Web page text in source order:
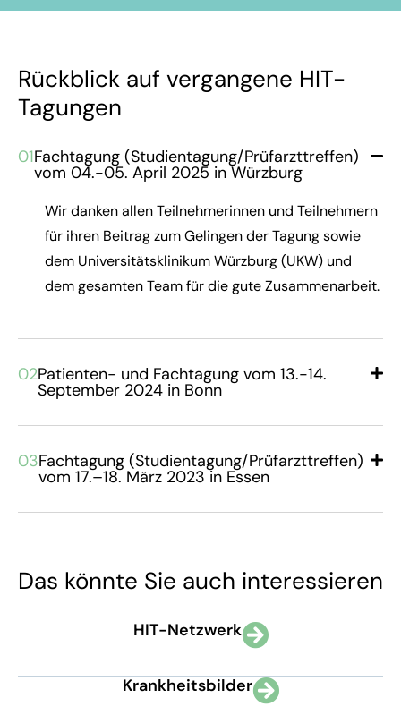
Rückblick auf vergangene HIT-
Tagungen
01Fachtagung (Studientagung/Prüfarzttreffen)
vom 04.-05. April 2025 in Würzburg
Wir danken allen Teilnehmerinnen und Teilnehmern
für ihren Beitrag zum Gelingen der Tagung sowie
dem Universitätsklinikum Würzburg (UKW) und
dem gesamten Team für die gute Zusammenarbeit.
02Patienten- und Fachtagung vom 13.-14.
September 2024 in Bonn
03Fachtagung (Studientagung/Prüfarzttreffen)
vom 17.–18. März 2023 in Essen
Das könnte Sie auch interessieren
HIT-Netzwerk
Krankheitsbilder